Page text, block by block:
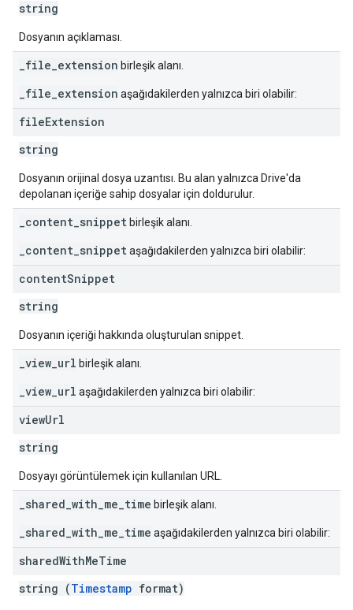
string
Dosyanın açıklaması.
_file_extension birleşik alanı.
_file_extension aşağıdakilerden yalnızca biri olabilir:
fileExtension
string
Dosyanın orijinal dosya uzantısı. Bu alan yalnızca Drive'da
depolanan içeriğe sahip dosyalar için doldurulur.
_content_snippet birleşik alanı.
_content_snippetaşağıdakilerden yalnızca biri olabilir:
contentSnippet
string
Dosyanın içeriği hakkında oluşturulan snippet.
_view_url birleşik alanı.
_view_url aşağıdakilerden yalnızca biri olabilir:
viewUrl
string
Dosyayı görüntülemek için kullanılan URL.
_shared_with_me_time birleşik alanı.
_shared_with_me_time aşağıdakilerden yalnızca biri olabilir:
sharedWithMeTime
string (Timestamp format)